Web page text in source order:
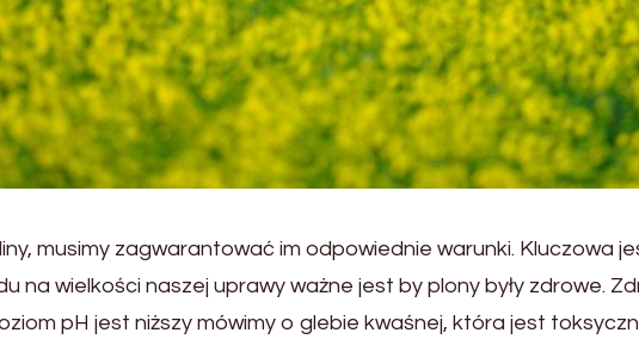
musimy zagwarantować im odpowiednie warunki. Kluczowa
na wielkości naszej uprawy ważne jest by plony były zdrowe.
pH jest niższy mówimy o glebie kwaśnej, która jest